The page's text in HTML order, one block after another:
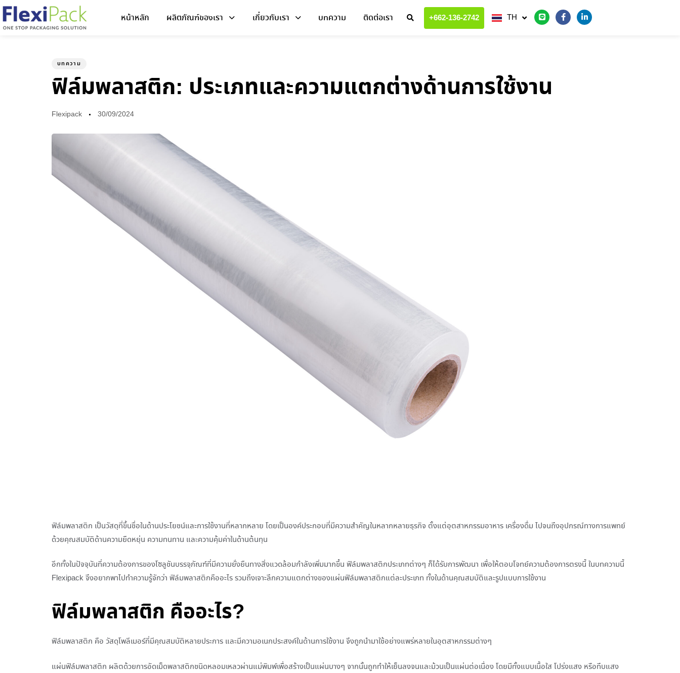
หน้าหลัก ผลิตภัณฑ์ของเรา เกี่ยวกับเรา บทความ ติดต่อเรา +662-136-2742 TH
JP
บทความ
ฟิล์มพลาสติก: ประเภทและความแตกต่างด้านการใช้งาน
Flexipack 30/09/2024
ฟิล์มพลาสติก เป็นวัสดุที่ขึ้นชื่อในด้านประโยชน์และการใช้งานที่หลากหลาย โดยเป็นองค์ประกอบที่มีความสำคัญในหลากหลายธุรกิจ ตั้งแต่อุตสาหกรรมอาหาร เครื่องดื่ม ไปจนถึงอุปกรณ์ทางการแพทย์
ด้วยคุณสมบัติด้านความยืดหยุ่น ความทนทาน และความคุ้มค่าในด้านต้นทุน
อีกทั้งในปัจจุบันที่ความต้องการของโซลูชันบรรจุภัณฑ์ที่มีความยั่งยืนทางสิ่งแวดล้อมกำลังเพิ่มมากขึ้น ฟิล์มพลาสติกประเภทต่างๆ ก็ได้รับการพัฒนา เพื่อให้ตอบโจทย์ความต้องการตรงนี้ ในบทความนี้
Flexipack จึงอยากพาไปทำความรู้จักว่า ฟิล์มพลาสติกคืออะไร รวมถึงเจาะลึกความแตกต่างของแผ่นฟิล์มพลาสติกแต่ละประเภท ทั้งในด้านคุณสมบัติและรูปแบบการใช้งาน
ฟิล์มพลาสติก คืออะไร?
ฟิล์มพลาสติก คือ วัสดุโพลีเมอร์ที่มีคุณสมบัติหลายประการ และมีความอเนกประสงค์ในด้านการใช้งาน จึงถูกนำมาใช้อย่างแพร่หลายในอุตสาหกรรมต่างๆ
แผ่นฟิล์มพลาสติก ผลิตด้วยการอัดเม็ดพลาสติกชนิดหลอมเหลวผ่านแม่พิมพ์เพื่อสร้างเป็นแผ่นบางๆ จากนั้นถูกทำให้เย็นลงจนและม้วนเป็นแผ่นต่อเนื่อง โดยมีทั้งแบบเนื้อใส โปร่งแสง หรือทึบแสง